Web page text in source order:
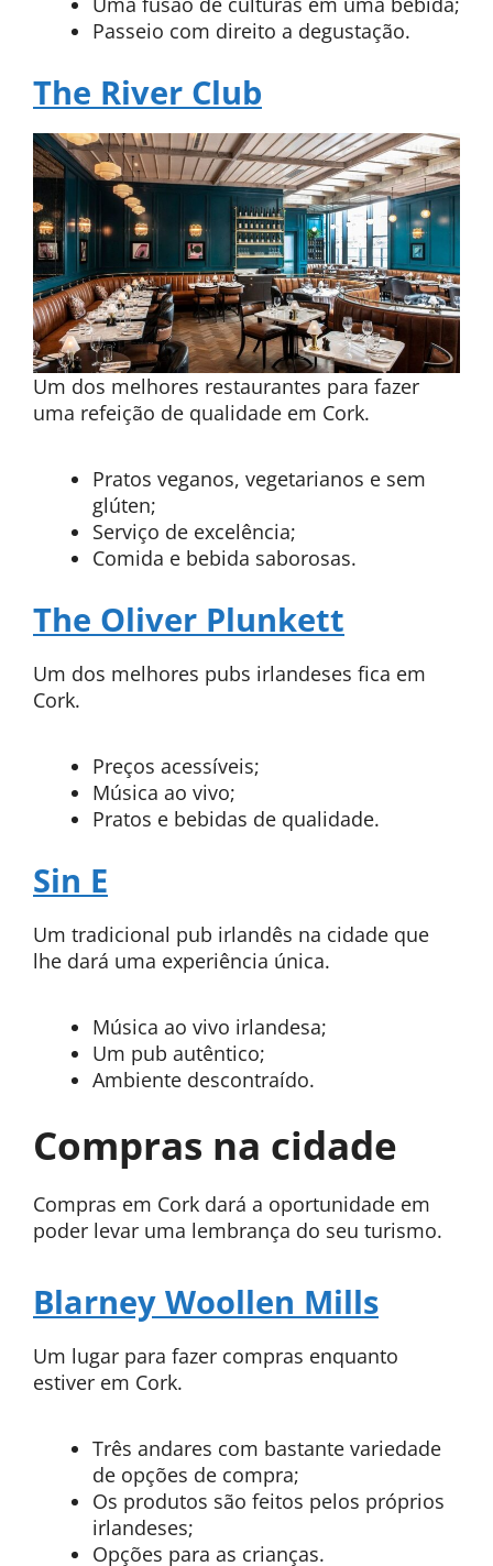
Passeio com direito a degustação.
The River Club
Um dos melhores restaurantes para fazer
uma refeição de qualidade em Cork.
Pratos veganos, vegetarianos e sem
glúten;
Serviço de excelência;
Comida e bebida saborosas.
The Oliver Plunkett
Um dos melhores pubs irlandeses fica em
Cork.
Preços acessíveis;
Música ao vivo;
Pratos e bebidas de qualidade.
Sin E
Um tradicional pub irlandês na cidade que
lhe dará uma experiência única.
Música ao vivo irlandesa;
Um pub autêntico;
Ambiente descontraído.
Compras na cidade
Compras em Cork dará a oportunidade em
poder levar uma lembrança do seu turismo.
Blarney Woollen Mills
Um lugar para fazer compras enquanto
estiver em Cork.
Três andares com bastante variedade
de opções de compra;
Os produtos são feitos pelos próprios
irlandeses;
Opções para as crianças.